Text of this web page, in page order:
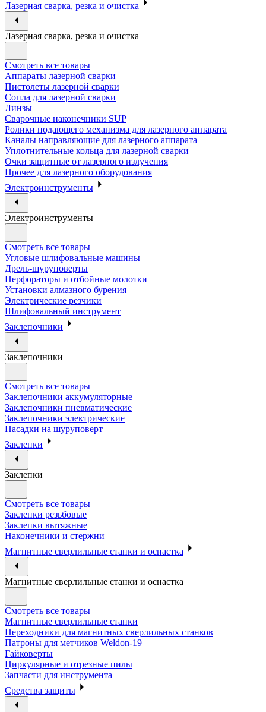
Лазерная сварка, резка и очистка
Лазерная сварка, резка и очистка
Смотреть все товары
Аппараты лазерной сварки
Пистолеты лазерной сварки
Сопла для лазерной сварки
Линзы
Сварочные наконечники SUP
Ролики подающего механизма для лазерного аппарата
Каналы направляющие для лазерного аппарата
Уплотнительные кольца для лазерной сварки
Очки защитные от лазерного излучения
Прочее для лазерного оборудования
Электроинструменты
Электроинструменты
Смотреть все товары
Угловые шлифовальные машины
Дрель-шуруповерты
Перфораторы и отбойные молотки
Установки алмазного бурения
Электрические резчики
Шлифовальный инструмент
Заклепочники
Заклепочники
Смотреть все товары
Заклепочники аккумуляторные
Заклепочники пневматические
Заклепочники электрические
Насадки на шуруповерт
Заклепки
Заклепки
Смотреть все товары
Заклепки резьбовые
Заклепки вытяжные
Наконечники и стержни
Магнитные сверлильные станки и оснастка
Магнитные сверлильные станки и оснастка
Смотреть все товары
Магнитные сверлильные станки
Переходники для магнитных сверлильных станков
Патроны для метчиков Weldon-19
Гайковерты
Циркулярные и отрезные пилы
Запчасти для инструмента
Средства защиты